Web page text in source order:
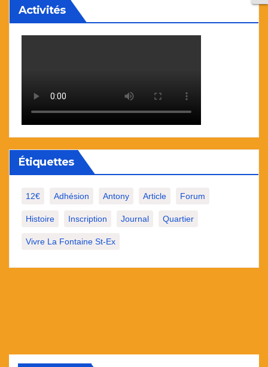
Activités
Étiquettes
12€ Adhésion Antony Article Forum
Histoire Inscription Journal Quartier
Vivre La Fontaine St-Ex